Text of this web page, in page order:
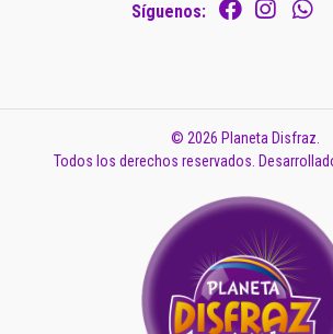
Síguenos:
© 2026 Planeta Disfraz.
Todos los derechos reservados.